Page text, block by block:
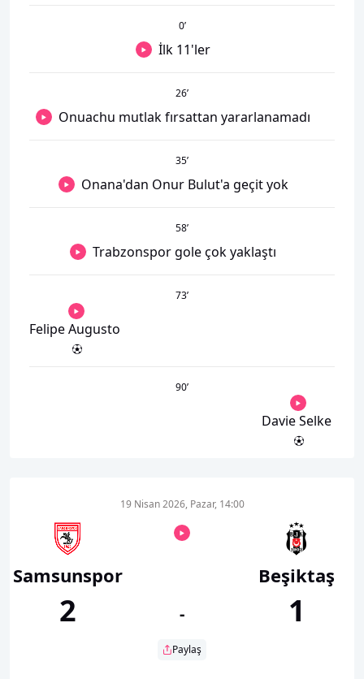
0’
İlk 11'ler
26’
Onuachu mutlak fırsattan yararlanamadı
35’
Onana'dan Onur Bulut'a geçit yok
58’
Trabzonspor gole çok yaklaştı
73’
Felipe Augusto
90’
Davie Selke
Samsunspor
2
19 Nisan 2026, Pazar, 14:00
-
Paylaş
Beşiktaş
1